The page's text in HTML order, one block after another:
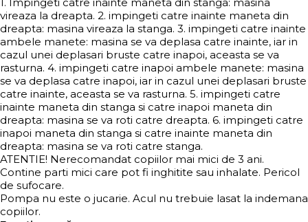
vireaza la dreapta. 2. impingeti catre inainte maneta din
dreapta: masina vireaza la stanga. 3. impingeti catre inainte
ambele manete: masina se va deplasa catre inainte, iar in
cazul unei deplasari bruste catre inapoi, aceasta se va
rasturna. 4. impingeti catre inapoi ambele manete: masina
se va deplasa catre inapoi, iar in cazul unei deplasari bruste
catre inainte, aceasta se va rasturna. 5. impingeti catre
inainte maneta din stanga si catre inapoi maneta din
dreapta: masina se va roti catre dreapta. 6. impingeti catre
inapoi maneta din stanga si catre inainte maneta din
dreapta: masina se va roti catre stanga.
ATENTIE! Nerecomandat copiilor mai mici de 3 ani.
Contine parti mici care pot fi inghitite sau inhalate. Pericol
de sufocare.
Pompa nu este o jucarie. Acul nu trebuie lasat la indemana
copiilor.